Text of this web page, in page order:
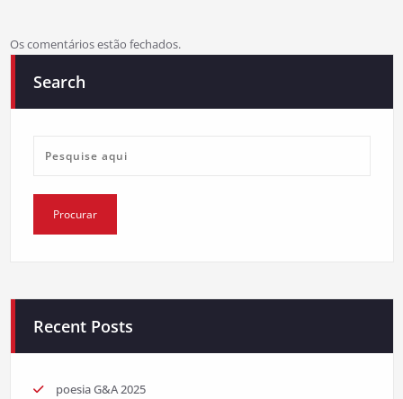
Os comentários estão fechados.
Search
Recent Posts
poesia G&A 2025